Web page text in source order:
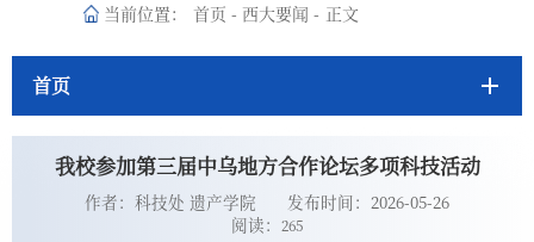
当前位置： 首页 - 西大要闻 - 正文
首页
我校参加第三届中乌地方合作论坛多项科技活动
作者：科技处 遗产学院
发布时间：2026-05-26
阅读： 265